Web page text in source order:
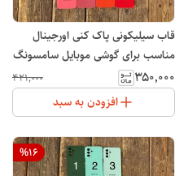
قاب سیلیکونی پاک کنی اورجینال
مناسب برای گوشی موبایل سامسونگ
Galaxy S24 FE
۳۵۰٬۰۰۰ ۴۲۱٬۰۰۰
افزودن به سبد
%16